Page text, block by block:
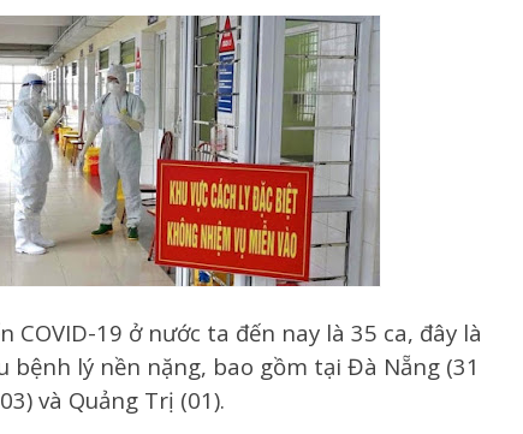
COVID-19 ở nước ta đến nay là 35 ca, đây là
bệnh lý nền nặng, bao gồm tại Đà Nẵng (31
và Quảng Trị (01).